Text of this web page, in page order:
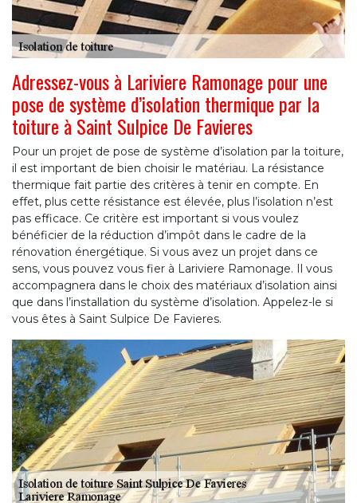
Adressez-vous à Lariviere Ramonage pour une
pose de système d’isolation thermique par la
toiture à Saint Sulpice De Favieres
Pour un projet de pose de système d’isolation par la toiture,
il est important de bien choisir le matériau. La résistance
thermique fait partie des critères à tenir en compte. En
effet, plus cette résistance est élevée, plus l’isolation n’est
pas efficace. Ce critère est important si vous voulez
bénéficier de la réduction d’impôt dans le cadre de la
rénovation énergétique. Si vous avez un projet dans ce
sens, vous pouvez vous fier à Lariviere Ramonage. Il vous
accompagnera dans le choix des matériaux d’isolation ainsi
que dans l’installation du système d’isolation. Appelez-le si
vous êtes à Saint Sulpice De Favieres.